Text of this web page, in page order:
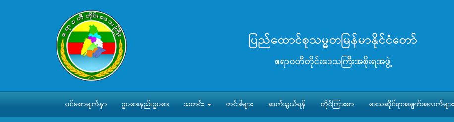
ပြည်ထောင်စုသမ္မတမြန်မာနိုင်ငံတော်
ဧရာဝတီတိုင်းဒေသကြီးအစိုးရအဖွဲ့
ပင်မစာမျက်နှာ ဥပဒေ၊နည်းဥပဒေ သတင်း တင်ဒါများ ဆက်သွယ်ရန် တိုင်ကြားစာ ဒေသဆိုင်ရာအချက်အလက်များ